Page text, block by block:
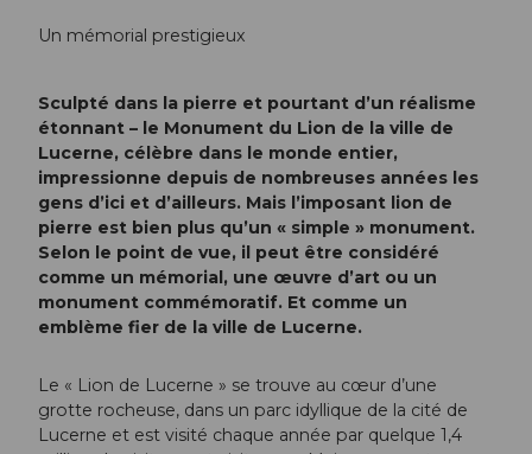
Un mémorial prestigieux
Sculpté dans la pierre et pourtant d’un réalisme
étonnant – le Monument du Lion de la ville de
Lucerne, célèbre dans le monde entier,
impressionne depuis de nombreuses années les
gens d’ici et d’ailleurs. Mais l’imposant lion de
pierre est bien plus qu’un « simple » monument.
Selon le point de vue, il peut être considéré
comme un mémorial, une œuvre d’art ou un
monument commémoratif. Et comme un
emblème fier de la ville de Lucerne.
Le « Lion de Lucerne » se trouve au cœur d’une
grotte rocheuse, dans un parc idyllique de la cité de
Lucerne et est visité chaque année par quelque 1,4